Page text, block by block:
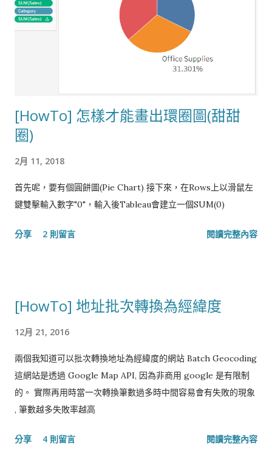
[HowTo] 怎樣才能畫出環圈圖(甜甜
圈)
2月 11, 2018
首先呢，要有個圓餅圖(Pie Chart) 接下來，在Rows上以滑鼠左
鍵雙擊輸入數字"0"，輸入後Tableau會建立一個SUM(0)
分享 2 則留言 閱讀完整內容
[HowTo] 地址批次轉換為經緯度
12月 21, 2016
兩個我知道可以批次轉換地址為經緯度的網站 Batch Geocoding
這網站是透過 Google Map API, 因為非商用 google 是有限制
的。 實際再用時當一次轉換筆數過多時中間容易會有失敗的現象
, 筆數越多失敗率越高
分享 4 則留言 閱讀完整內容